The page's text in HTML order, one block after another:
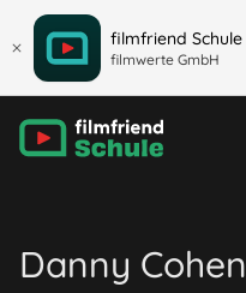
filmfriend Schule
filmwerte GmbH
Danny Cohen